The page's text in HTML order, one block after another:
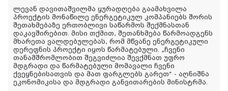
ლევან დავითაშვილმა ყურადღება გაამახვილა
პროექტის მონაწილე ენერგეტიკულ კომპანიებს შორის
შეთახმებაზე ერთობლივი საწარმოს შექმნასთან
დაკავშირებით. მისი თქმით, შეთანხმება წარმოადგენს
მხარეთა ვალდებულებას, რომ მწვანე ენერგეტიკული
დერეფნის პროექტი იყოს წარმატებული. „ჩვენი
თანამშრომლობით შეგვიძლია შევქმნათ უფრო
მდგრადი და წარმატებული მომავალი ჩვენი
ქვეყნებისათვის და მათ ფარგლებს გარეთ“ - აღნიშნა
ეკონომიკისა და მდგრადი განვითარების მინისტრმა.